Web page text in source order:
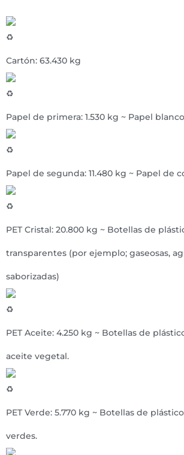
Cartón: 63.430 kg
Papel de primera: 1.530 kg ~ Papel
Papel de segunda: 11.480 kg ~ Papel de
PET Cristal: 20.800 kg ~ Botellas de
transparentes (por ejemplo; gaseosas,
saborizadas)
PET Aceite: 4.250 kg ~ Botellas de
aceite vegetal.
PET Verde: 5.770 kg ~ Botellas de plástico
verdes.